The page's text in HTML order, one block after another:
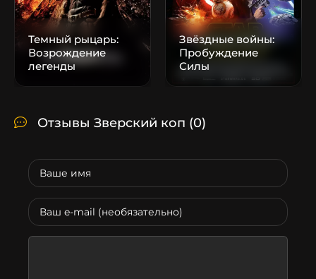
Темный рыцарь:
Возрождение
легенды
Звёздные войны:
Пробуждение
Силы
Отзывы Зверский коп (0)